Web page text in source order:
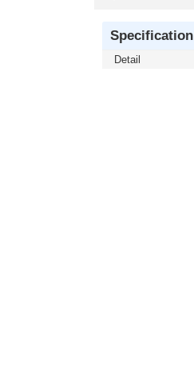
Specification
Detail